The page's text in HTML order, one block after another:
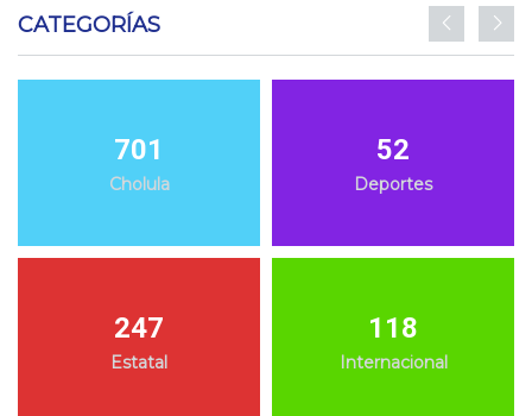
CATEGORÍAS
701
Cholula
52
Deportes
247
Estatal
118
Internacional